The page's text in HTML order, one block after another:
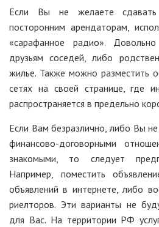
Если Вы не желаете сдавать
посторонним арендаторам,
«сарафанное радио».
друзьям соседей, либо
жилье. Также можно разместить
сетях на своей странице, где
распространяется в предельно
Если Вам безразлично, либо Вы
финансово-договорными
знакомыми, то следует
Например, поместить
объявлений в интернете, либо
риелторов. Эти варианты не
для Вас. На территории РФ